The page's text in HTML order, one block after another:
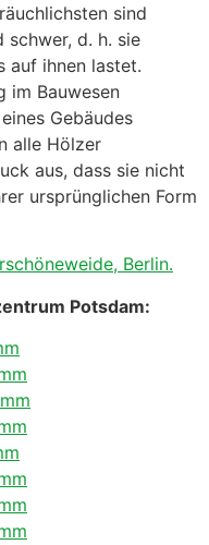
sind
schwer, d. h. sie
auf ihnen lastet.
im Bauwesen
Gebäudes
alle Hölzer
aus, dass sie nicht
ursprünglichen Form
Berlin.
Potsdam: